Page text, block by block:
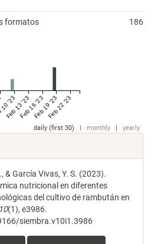
formatos 186
'23
Feb 13 '23Feb 16 '23Feb 19 '23Feb 22 '23
daily (first 30) | monthly | yearly
& García Vivas, Y. S. (2023).
nutricional en diferentes
del cultivo de rambután en
10(1), e3986.
siembra.v10i1.3986